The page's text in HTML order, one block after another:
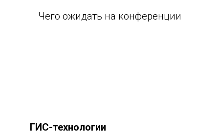
Чего ожидать на конференции
ГИС-технологии